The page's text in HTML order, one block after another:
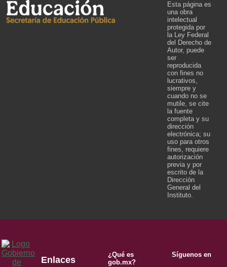
Esta página es
una obra
intelectual
protegida por
la Ley Federal
del Derecho de
Autor, puede
ser
reproducida
con fines no
lucrativos,
siempre y
cuando no se
mutile, se cite
la fuente
completa y su
dirección
electrónica; su
uso para otros
fines, requiere
autorización
previa y por
escrito de la
Dirección
General del
Instituto.
Enlaces
¿Qué es
gob.mx?
Síguenos en